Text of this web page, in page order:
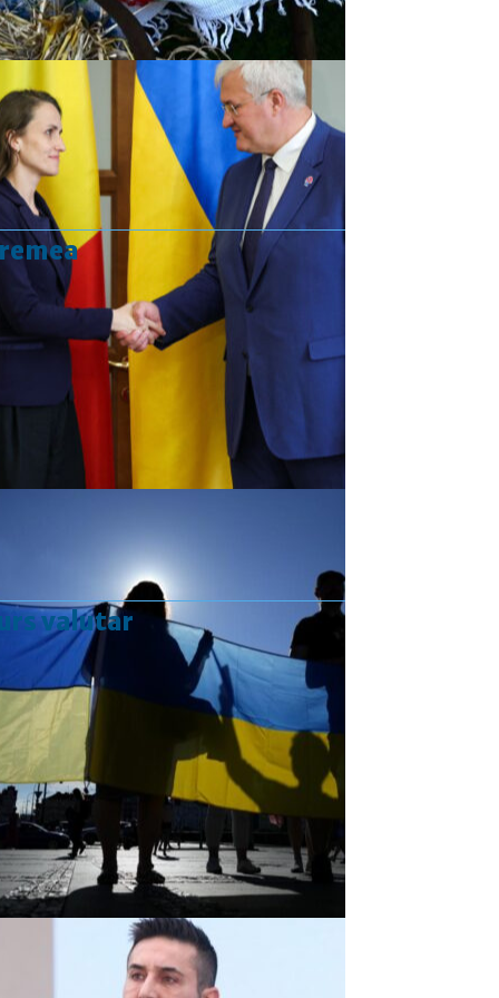
valutar
Curs valutar: 07 Aug 2026
EUR
: 5,2554 RON
+0,0041 ▲
: 4,5584 RON
+0,0077 ▲
: 5,6244 RON
+0,0023 ▲
GBP : 6,1277 RON
+0,0041 ▲
Convertor valutar
»